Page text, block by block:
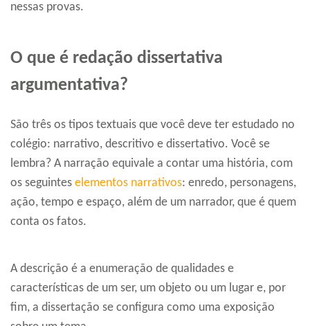
nessas provas.
O que é redação dissertativa
argumentativa?
São três os tipos textuais que você deve ter estudado no
colégio: narrativo, descritivo e dissertativo. Você se
lembra? A narração equivale a contar uma história, com
os seguintes elementos narrativos: enredo, personagens,
ação, tempo e espaço, além de um narrador, que é quem
conta os fatos.
A descrição é a enumeração de qualidades e
características de um ser, um objeto ou um lugar e, por
fim, a dissertação se configura como uma exposição